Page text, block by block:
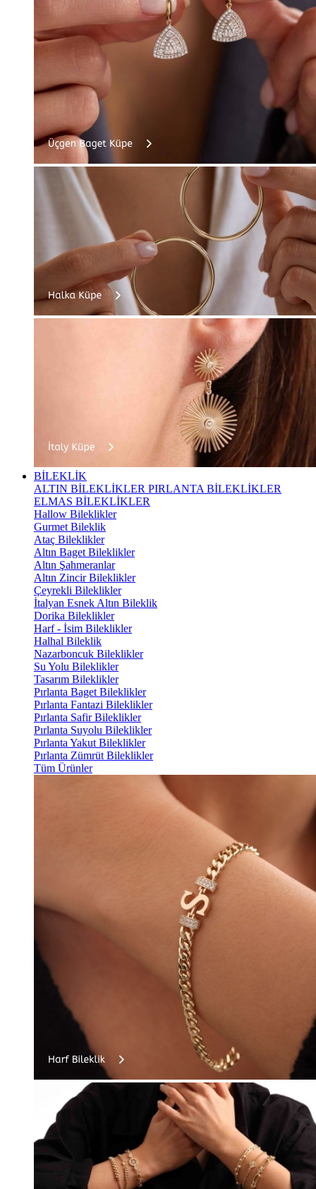
BİLEKLİK
ALTIN BİLEKLİKLER PIRLANTA BİLEKLİKLER
ELMAS BİLEKLİKLER
Hallow Bileklikler
Gurmet Bileklik
Ataç Bileklikler
Altın Baget Bileklikler
Altın Şahmeranlar
Altın Zincir Bileklikler
Çeyrekli Bileklikler
İtalyan Esnek Altın Bileklik
Dorika Bileklikler
Harf - İsim Bileklikler
Halhal Bileklik
Nazarboncuk Bileklikler
Su Yolu Bileklikler
Tasarım Bileklikler
Pırlanta Baget Bileklikler
Pırlanta Fantazi Bileklikler
Pırlanta Safir Bileklikler
Pırlanta Suyolu Bileklikler
Pırlanta Yakut Bileklikler
Pırlanta Zümrüt Bileklikler
Tüm Ürünler